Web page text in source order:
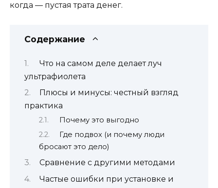
когда — пустая трата денег.
Содержание
Что на самом деле делает луч
ультрафиолета
Плюсы и минусы: честный взгляд
практика
Почему это выгодно
Где подвох (и почему люди
бросают это дело)
Сравнение с другими методами
Частые ошибки при установке и